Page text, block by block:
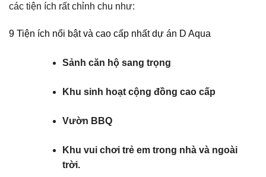
các tiện ích rất chỉnh chu như:
9 Tiện ích nổi bật và cao cấp nhất dự án D Aqua
Sảnh căn hộ sang trọng
Khu sinh hoạt cộng đồng cao cấp
Vườn BBQ
Khu vui chơi trẻ em trong nhà và ngoài
trời.